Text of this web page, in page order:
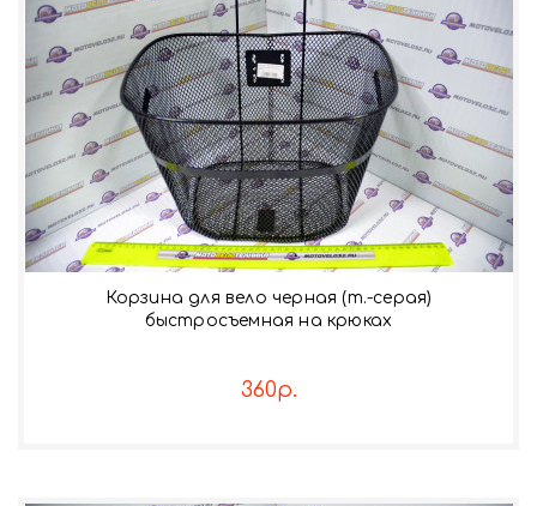
Корзина для вело черная (т.-серая)
быстросъемная на крюках
360р.